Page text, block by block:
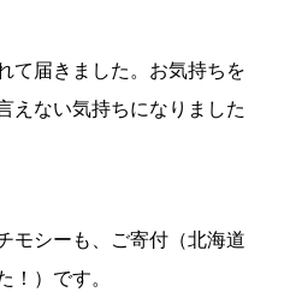
て届きました。お気持ちを
えない気持ちになりました
モシーも、ご寄付（北海道
！）です。